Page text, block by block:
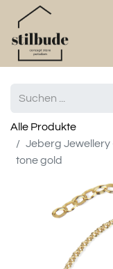
Alle Produkte
Jeberg Jewellery
tone gold